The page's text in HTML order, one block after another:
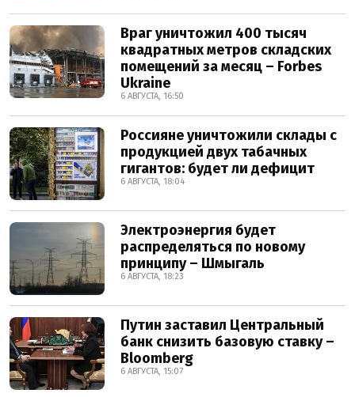
Враг уничтожил 400 тысяч
квадратных метров складских
помещений за месяц – Forbes
Ukraine
6 АВГУСТА, 16:50
Россияне уничтожили склады с
продукцией двух табачных
гигантов: будет ли дефицит
6 АВГУСТА, 18:04
Электроэнергия будет
распределяться по новому
принципу – Шмыгаль
6 АВГУСТА, 18:23
Путин заставил Центральный
банк снизить базовую ставку –
Bloomberg
6 АВГУСТА, 15:07